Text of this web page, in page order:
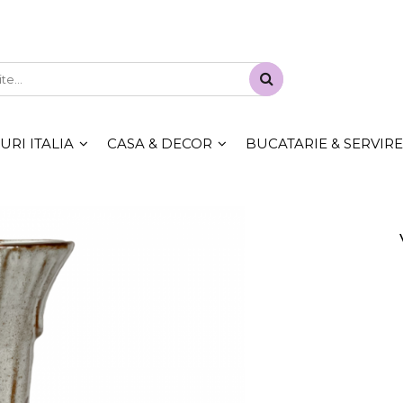
ITALIA CASA & DECOR BUCATARIE & SERVIRE